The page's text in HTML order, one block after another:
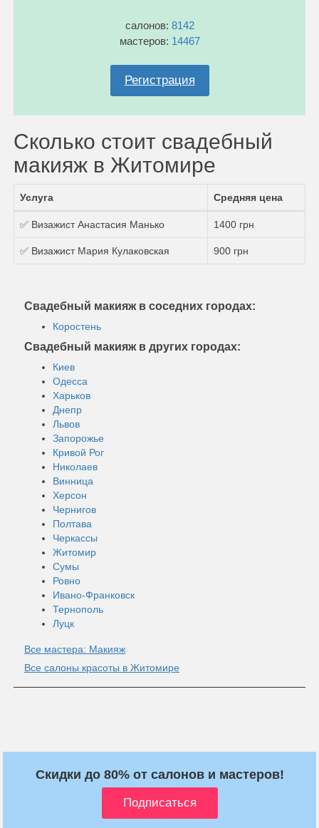
салонов: 8142
мастеров: 14467
Регистрация
Сколько стоит свадебный
макияж в Житомире
Услуга Средняя цена
✅ Визажист Анастасия Манько 1400 грн
✅ Визажист Мария Кулаковская 900 грн
Свадебный макияж в соседних городах:
Коростень
Свадебный макияж в других городах:
Киев
Одесса
Харьков
Днепр
Львов
Запорожье
Кривой Рог
Николаев
Винница
Херсон
Чернигов
Полтава
Черкассы
Житомир
Сумы
Ровно
Ивано-Франковск
Тернополь
Луцк
Все мастера: Макияж
Все салоны красоты в Житомире
Скидки до 80% от салонов и мастеров!